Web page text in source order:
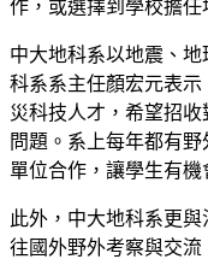
作，或選擇到學校擔任
中大地科系以地震、
科系系主任顏宏元表
災科技人才，希望招
問題。系上每年都有
單位合作，讓學生有機
此外，中大地科系更
往國外野外考察與交